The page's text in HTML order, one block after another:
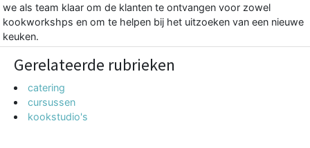
we als team klaar om de klanten te ontvangen voor zowel
kookworkshps en om te helpen bij het uitzoeken van een nieuwe
keuken.
Gerelateerde rubrieken
catering
cursussen
kookstudio's